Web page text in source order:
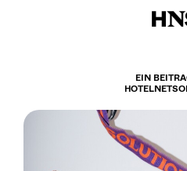
EIN